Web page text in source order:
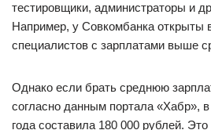
тестировщики, администраторы и
Например, у Совкомбанка открыты
специалистов с зарплатами выше
Однако если брать среднюю
согласно данным портала «Хабр»,
года составила 180 000 рублей.